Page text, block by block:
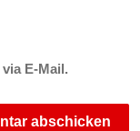
E-Mail.